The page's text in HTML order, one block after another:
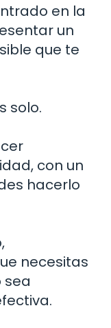
en la
un
que te
solo.
con un
hacerlo
necesitas
sea